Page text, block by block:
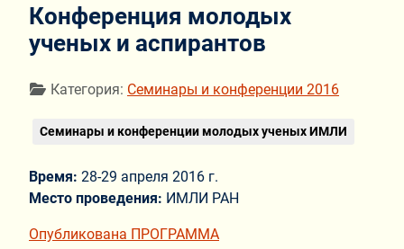
Конференция молодых
ученых и аспирантов
Информация о материале
Категория: Семинары и конференции 2016
Семинары и конференции молодых ученых ИМЛИ
Время: 28-29 апреля 2016 г.
Место проведения: ИМЛИ РАН
Опубликована ПРОГРАММА